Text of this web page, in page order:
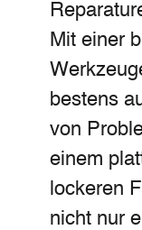
Mit einer
bestens
von
einem
lockeren
nicht nur